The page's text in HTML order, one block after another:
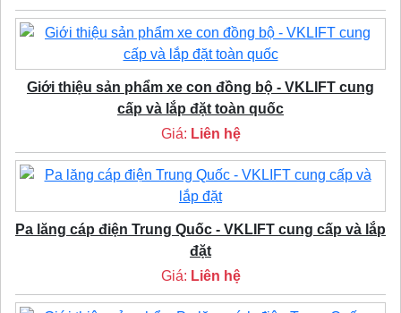
Giới thiệu sản phẩm xe con đồng bộ - VKLIFT cung
cấp và lắp đặt toàn quốc
Giá: Liên hệ
Pa lăng cáp điện Trung Quốc - VKLIFT cung cấp và lắp
đặt
Giá: Liên hệ